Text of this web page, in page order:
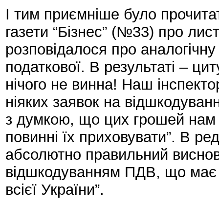
І тим приємніше було
газети “Бізнес” (№33) про
розповідалося про
податкової. В результаті –
нічого не винна! Наш
ніяких заявок на
з думкою, що цих грошей нам
повинні їх приховувати”. В
абсолютно правильний
відшкодуванням ПДВ, що має
всієї України”.